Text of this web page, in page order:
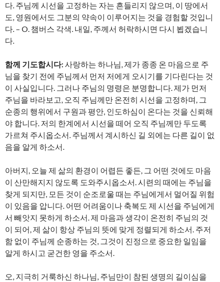
다. 주님께 시선을 고정하는 자는 흔들리지 않으며, 이 땅에서
도, 영원에서도 그분의 약속이 이루어지는 것을 경험할 것입니
다. – O. 챔버스 각색. 내일, 주께서 허락하시면 다시 뵙겠습니
다.
함께 기도합시다:사랑하는 하나님, 제가 종종 온 마음으로 주
님을 찾기 전에 주님께서 먼저 저에게 오시기를 기다린다는 것
이 사실입니다. 그러나 주님의 명령은 분명합니다. 제가 먼저
주님을 바라보고, 오직 주님께만 온전히 시선을 고정하며, 그
순종의 행위에서 구원과 평안, 인도하심이 온다는 것을 신뢰해
야 합니다. 저의 한계에서 시선을 떼어 오직 주님께만 두도록
가르쳐 주시옵소서. 주님께서 계시하신 길 외에는 다른 길이 없
음을 알게 하소서.
아버지, 오늘 제 삶의 환경이 어렵든 좋든, 그 어떤 것에도 마음
이 산만해지지 않도록 도와주시옵소서. 시련의 때에는 주님을
찾게 되지만, 모든 것이 순조로울 때는 주님에게서 멀어질 위험
이 있음을 압니다. 어떤 어려움이나 축복도 제 시선을 주님에게
서 빼앗지 못하게 하소서. 제 마음과 생각이 온전히 주님의 것
이 되어, 제 삶이 항상 주님의 뜻에 맞게 정렬되게 하소서. 주저
함 없이 주님께 순종하는 것, 그것이 진정으로 중요한 일임을
알게 하시고 굳건한 영을 주소서.
오, 지극히 거룩하신 하나님, 주님만이 참된 생명의 길이심을